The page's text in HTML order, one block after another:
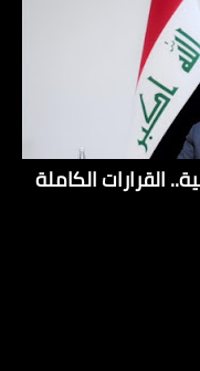
القرارات الكاملة